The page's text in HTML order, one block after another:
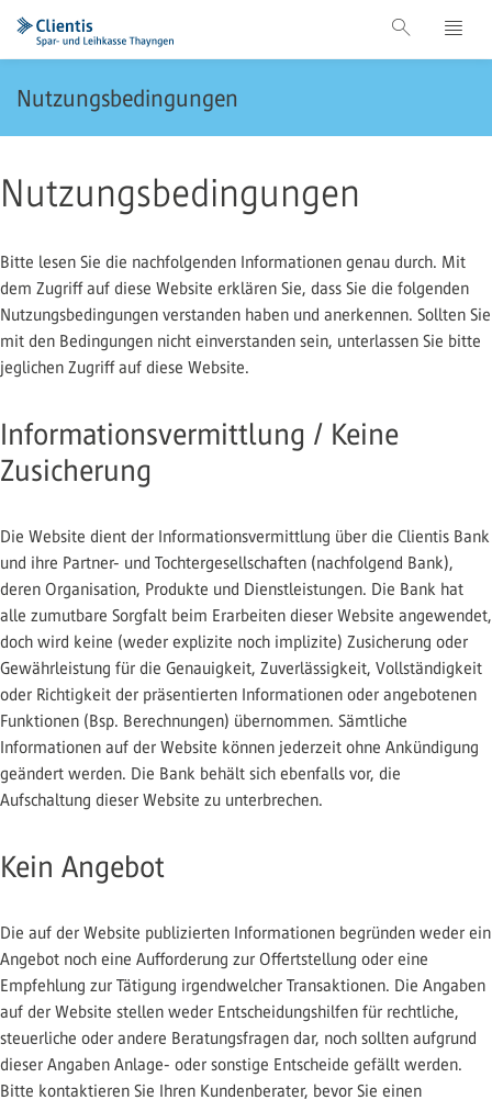
Nutzungsbedingungen
Nutzungsbedingungen
Bitte lesen Sie die nachfolgenden Informationen genau durch. Mit
dem Zugriff auf diese Website erklären Sie, dass Sie die folgenden
Nutzungsbedingungen verstanden haben und anerkennen. Sollten Sie
mit den Bedingungen nicht einverstanden sein, unterlassen Sie bitte
jeglichen Zugriff auf diese Website.
Informationsvermittlung / Keine
Zusicherung
Die Website dient der Informationsvermittlung über die Clientis Bank
und ihre Partner- und Tochtergesellschaften (nachfolgend Bank),
deren Organisation, Produkte und Dienstleistungen. Die Bank hat
alle zumutbare Sorgfalt beim Erarbeiten dieser Website angewendet,
doch wird keine (weder explizite noch implizite) Zusicherung oder
Gewährleistung für die Genauigkeit, Zuverlässigkeit, Vollständigkeit
oder Richtigkeit der präsentierten Informationen oder angebotenen
Funktionen (Bsp. Berechnungen) übernommen. Sämtliche
Informationen auf der Website können jederzeit ohne Ankündigung
geändert werden. Die Bank behält sich ebenfalls vor, die
Aufschaltung dieser Website zu unterbrechen.
Kein Angebot
Die auf der Website publizierten Informationen begründen weder ein
Angebot noch eine Aufforderung zur Offertstellung oder eine
Empfehlung zur Tätigung irgendwelcher Transaktionen. Die Angaben
auf der Website stellen weder Entscheidungshilfen für rechtliche,
steuerliche oder andere Beratungsfragen dar, noch sollten aufgrund
dieser Angaben Anlage- oder sonstige Entscheide gefällt werden.
Bitte kontaktieren Sie Ihren Kundenberater, bevor Sie einen